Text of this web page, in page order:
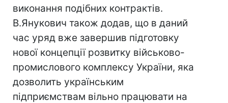
виконання подібних контрактів.
В.Янукович також додав, що в даний
час уряд вже завершив підготовку
нової концепції розвитку військово-
промислового комплексу України, яка
дозволить українським
підприємствам вільно працювати на